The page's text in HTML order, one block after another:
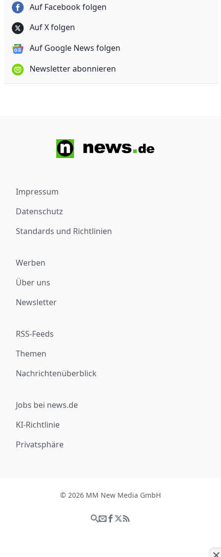
Auf Facebook folgen
Auf X folgen
Auf Google News folgen
Newsletter abonnieren
Impressum
Datenschutz
Standards und Richtlinien
Werben
Über uns
Newsletter
RSS-Feeds
Themen
Nachrichtenüberblick
Jobs bei news.de
KI-Richtlinie
Privatsphäre
© 2026 MM New Media GmbH